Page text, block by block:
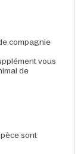
compagnie
vous
de
sont